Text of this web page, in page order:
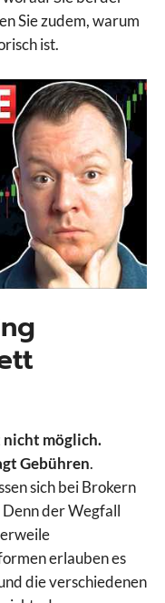
Sie zudem, warum
ist.
nicht möglich.
Gebühren.
sich bei Brokern
der Wegfall
erlauben es
die verschiedenen